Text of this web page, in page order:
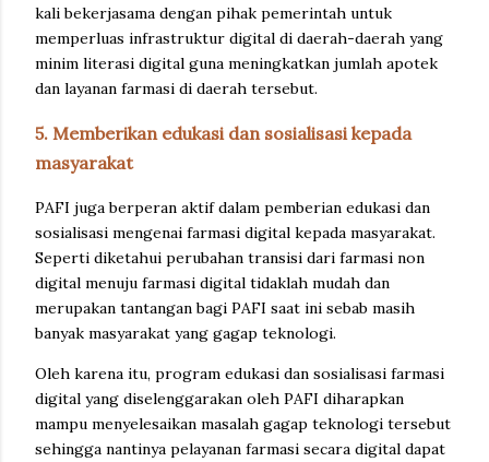
kali bekerjasama dengan pihak pemerintah untuk
memperluas infrastruktur digital di daerah-daerah yang
minim literasi digital guna meningkatkan jumlah apotek
dan layanan farmasi di daerah tersebut.
5. Memberikan edukasi dan sosialisasi kepada
masyarakat
PAFI juga berperan aktif dalam pemberian edukasi dan
sosialisasi mengenai farmasi digital kepada masyarakat.
Seperti diketahui perubahan transisi dari farmasi non
digital menuju farmasi digital tidaklah mudah dan
merupakan tantangan bagi PAFI saat ini sebab masih
banyak masyarakat yang gagap teknologi.
Oleh karena itu, program edukasi dan sosialisasi farmasi
digital yang diselenggarakan oleh PAFI diharapkan
mampu menyelesaikan masalah gagap teknologi tersebut
sehingga nantinya pelayanan farmasi secara digital dapat